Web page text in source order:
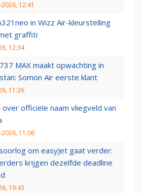
12:41
in Wizz Air-kleurstelling
graffiti
12:34
MAX maakt opwachting in
Somon Air eerste klant
11:26
over officiële naam vliegveld van
2026, 11:06
om easyJet gaat verder:
krijgen dezelfde deadline
10:43